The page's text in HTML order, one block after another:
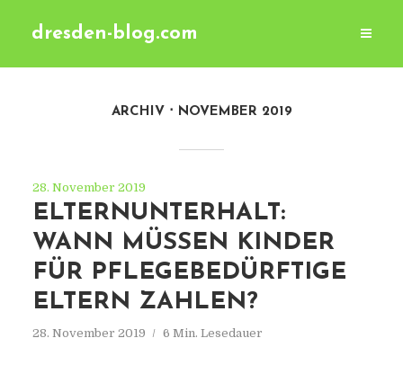
dresden-blog.com
ARCHIV NOVEMBER 2019
28. November 2019
ELTERNUNTERHALT:
WANN MÜSSEN KINDER
FÜR PFLEGEBEDÜRFTIGE
ELTERN ZAHLEN?
28. November 2019 6 Min. Lesedauer